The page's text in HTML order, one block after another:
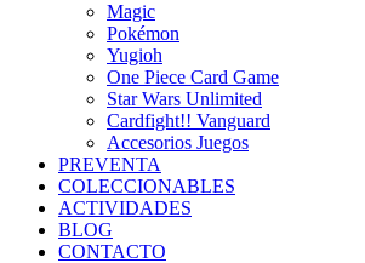
Magic
Pokémon
Yugioh
One Piece Card Game
Star Wars Unlimited
Cardfight!! Vanguard
Accesorios Juegos
PREVENTA
COLECCIONABLES
ACTIVIDADES
BLOG
CONTACTO